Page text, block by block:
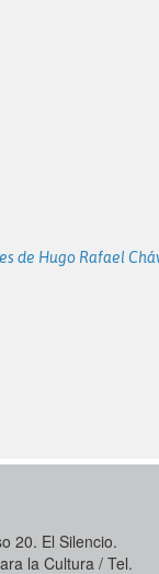
Hugo Rafael
20. El Silencio.
la Cultura / Tel.